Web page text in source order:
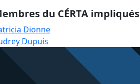
du CÉRTA impliqués
Dionne
Dupuis